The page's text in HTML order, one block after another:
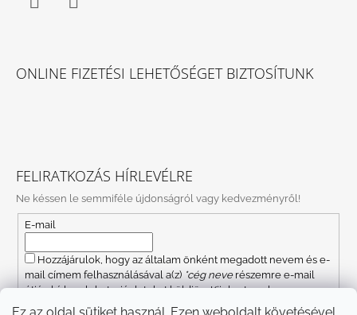
ONLINE FIZETÉSI LEHETŐSÉGET BIZTOSÍTUNK
FELIRATKOZÁS HÍRLEVÉLRE
Ne késsen le semmiféle újdonságról vagy kedvezményről!
E-mail
Hozzájárulok, hogy az általam önként megadott nevem és e-
mail címem felhasználásával a(z) *cég neverészemre e-mail
útján hírleveleket, ajánlatokat küldjön. Kijelentem, hogy az
adatkezelési tájékoztatót
elolvastam. Megértettem, hogy a